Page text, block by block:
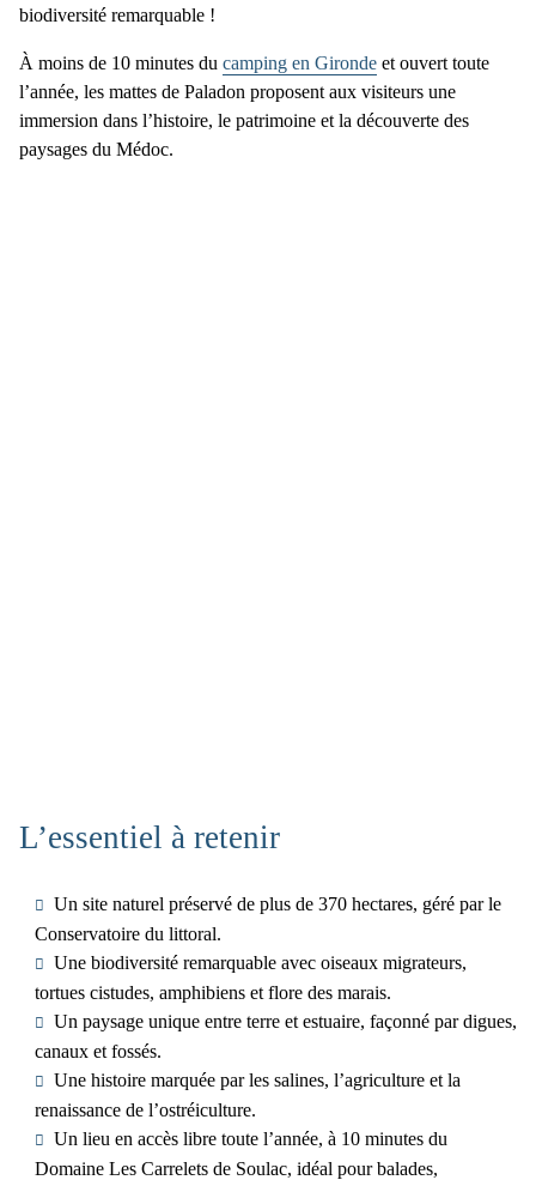
biodiversité remarquable !
À moins de 10 minutes du camping en Gironde et ouvert toute
l’année, les mattes de Paladon proposent aux visiteurs une
immersion dans l’histoire, le patrimoine et la découverte des
paysages du Médoc.
L’essentiel à retenir
Un site naturel préservé de plus de 370 hectares, géré par le
Conservatoire du littoral.
Une biodiversité remarquable avec oiseaux migrateurs,
tortues cistudes, amphibiens et flore des marais.
Un paysage unique entre terre et estuaire, façonné par digues,
canaux et fossés.
Une histoire marquée par les salines, l’agriculture et la
renaissance de l’ostréiculture.
Un lieu en accès libre toute l’année, à 10 minutes du
Domaine Les Carrelets de Soulac, idéal pour balades,